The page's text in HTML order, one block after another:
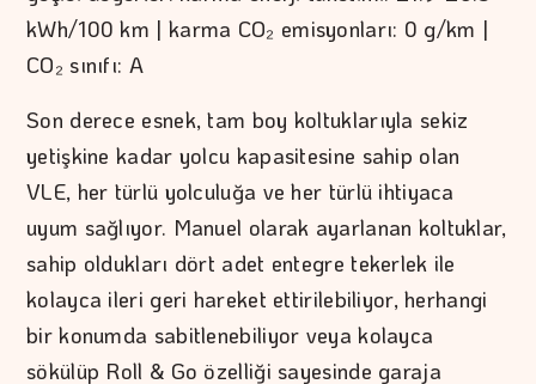
kWh/100 km | karma CO₂ emisyonları: 0 g/km |
CO₂ sınıfı: A
Son derece esnek, tam boy koltuklarıyla sekiz
yetişkine kadar yolcu kapasitesine sahip olan
VLE, her türlü yolculuğa ve her türlü ihtiyaca
uyum sağlıyor. Manuel olarak ayarlanan koltuklar,
sahip oldukları dört adet entegre tekerlek ile
kolayca ileri geri hareket ettirilebiliyor, herhangi
bir konumda sabitlenebiliyor veya kolayca
sökülüp Roll & Go özelliği sayesinde garaja